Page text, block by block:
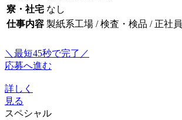
寮・社宅 なし
仕事内容 製紙系工場 / 検査・検品 / 正社員
＼最短45秒で完了／
応募へ進む
詳しく
見る
スペシャル